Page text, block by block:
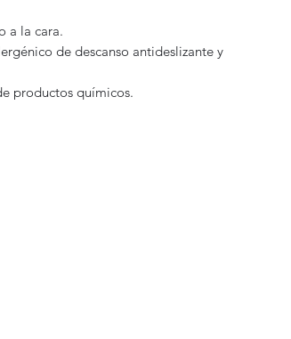
a la cara.
de descanso antideslizante y
productos químicos.